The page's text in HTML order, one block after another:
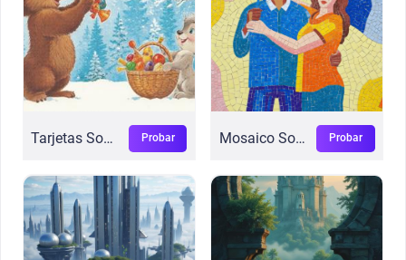
Tarjetas Soviéticas NY Probar Mosaico Soviético Probar